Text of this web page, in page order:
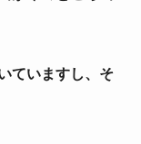
ていますし、そ